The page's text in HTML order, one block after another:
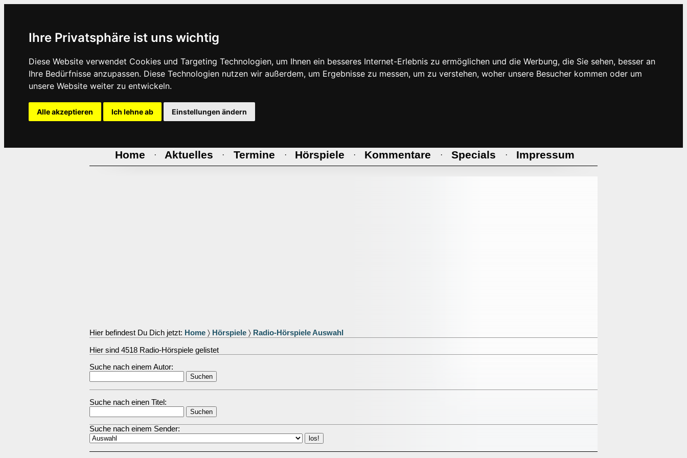
Ihre Privatsphäre ist uns wichtig
Diese Website verwendet Cookies und Targeting Technologien, um Ihnen ein besseres Internet-Erlebnis zu ermöglichen und die Werbung, die Sie sehen, besser an
Ihre Bedürfnisse anzupassen. Diese Technologien nutzen wir außerdem, um Ergebnisse zu messen, um zu verstehen, woher unsere Besucher kommen oder um
unsere Website weiter zu entwickeln.
Alle akzeptieren Ich lehne ab Einstellungen ändern
Home · Aktuelles · Termine · Hörspiele · Kommentare · Specials · Impressum
Hier befindest Du Dich jetzt: Home 〉 Hörspiele 〉 Radio-Hörspiele Auswahl
Hier sind 4518 Radio-Hörspiele gelistet
Suche nach einem Autor:
Suche nach einen Titel:
Suche nach einem Sender: